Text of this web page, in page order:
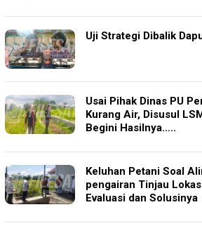
Uji Strategi Dibalik
Usai Pihak Dinas PU
Kurang Air, Disusul
Begini Hasilnya…..
Keluhan Petani Soal
pengairan Tinjau
Evaluasi dan Solusinya